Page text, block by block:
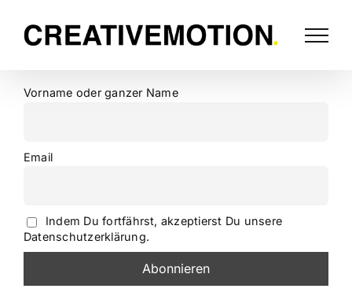
Vorname oder ganzer Name
Email
Indem Du fortfährst, akzeptierst Du unsere
Datenschutzerklärung.